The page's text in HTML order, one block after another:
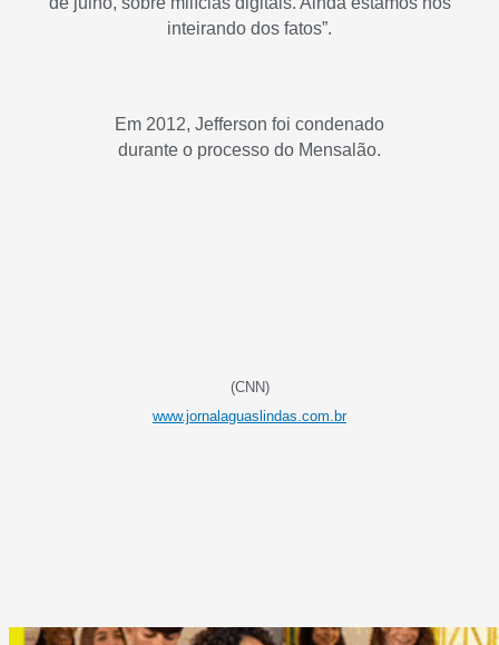
inteirando dos fatos”.
Em 2012, Jefferson foi condenado
durante o processo do Mensalão.
(CNN)
www.jornalaguaslindas.com.br